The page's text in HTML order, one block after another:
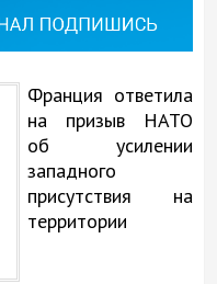
Франция ответила
на призыв НАТО
об усилении
западного
присутствия на
территории